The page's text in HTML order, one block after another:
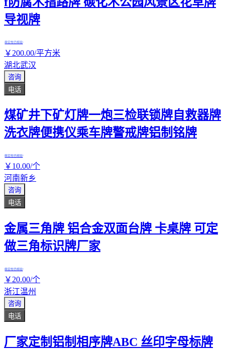
导视牌
真实性已核验
￥ 200.00/平方米
湖北武汉
咨询
电话
煤矿井下矿灯牌一炮三检联锁牌自救器牌
洗衣牌便携仪乘车牌警戒牌铝制铭牌
真实性已核验
￥ 10.00/个
河南新乡
咨询
电话
金属三角牌 铝合金双面台牌 卡桌牌 可定
做三角标识牌厂家
真实性已核验
￥ 20.00/个
浙江温州
咨询
电话
厂家定制铝制相序牌ABC 丝印字母标牌